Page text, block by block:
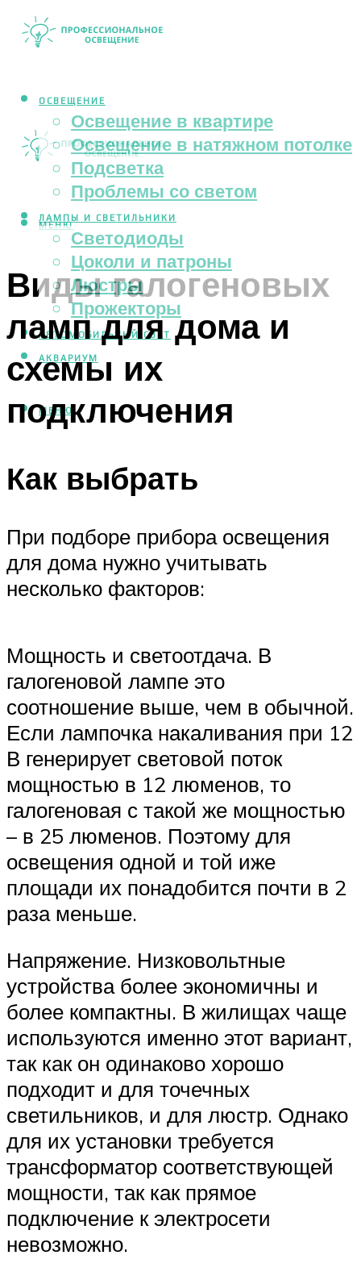
ОСВЕЩЕНИЕ
Освещение в квартире
Освещение в натяжном потолке
Подсветка
Проблемы со светом
ЛАМПЫ И СВЕТИЛЬНИКИ
Светодиоды
Цоколи и патроны
Люстры
Прожекторы
АВТОМОБИЛЬНЫЙ СВЕТ
АКВАРИУМ
МЕНЮ
МЕНЮ
Виды галогеновых
ламп для дома и
схемы их
подключения
Как выбрать
При подборе прибора освещения
для дома нужно учитывать
несколько факторов:
Мощность и светоотдача. В
галогеновой лампе это
соотношение выше, чем в обычной.
Если лампочка накаливания при 12
В генерирует световой поток
мощностью в 12 люменов, то
галогеновая с такой же мощностью
– в 25 люменов. Поэтому для
освещения одной и той иже
площади их понадобится почти в 2
раза меньше.
Напряжение. Низковольтные
устройства более экономичны и
более компактны. В жилищах чаще
используются именно этот вариант,
так как он одинаково хорошо
подходит и для точечных
светильников, и для люстр. Однако
для их установки требуется
трансформатор соответствующей
мощности, так как прямое
подключение к электросети
невозможно.